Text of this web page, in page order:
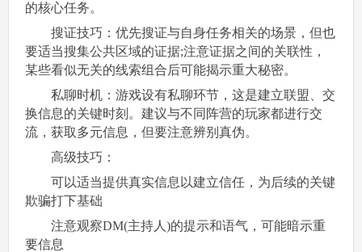
的核心任务。
搜证技巧：优先搜证与自身任务相关的场景，但也
要适当搜集公共区域的证据;注意证据之间的关联性，
某些看似无关的线索组合后可能揭示重大秘密。
私聊时机：游戏设有私聊环节，这是建立联盟、交
换信息的关键时刻。建议与不同阵营的玩家都进行交
流，获取多元信息，但要注意辨别真伪。
高级技巧：
可以适当提供真实信息以建立信任，为后续的关键
欺骗打下基础
注意观察DM(主持人)的提示和语气，可能暗示重
要信息